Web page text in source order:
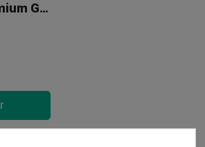
Joint Tube Black Premium GB The Green Brand